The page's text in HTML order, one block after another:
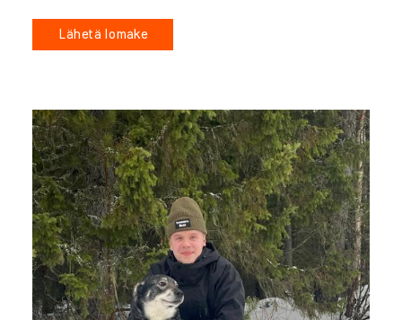
Lähetä lomake